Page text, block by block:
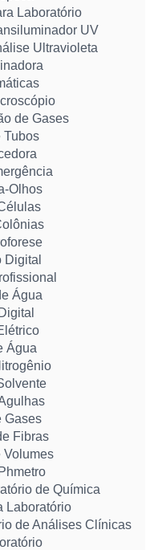
Laboratório
UV
Ultravioleta
de Gases
Tubos
Olhos
Digital
Água
Água
Gases
Fibras
Volumes
de Química
Laboratório
de Análises Clínicas